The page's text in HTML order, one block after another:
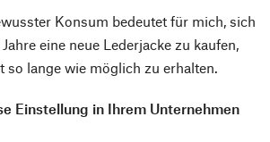
Konsum bedeutet für mich, sich
eine neue Lederjacke zu kaufen,
so lange wie möglich zu erhalten.
Einstellung in Ihrem Unternehmen